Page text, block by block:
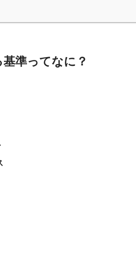
準ってなに？